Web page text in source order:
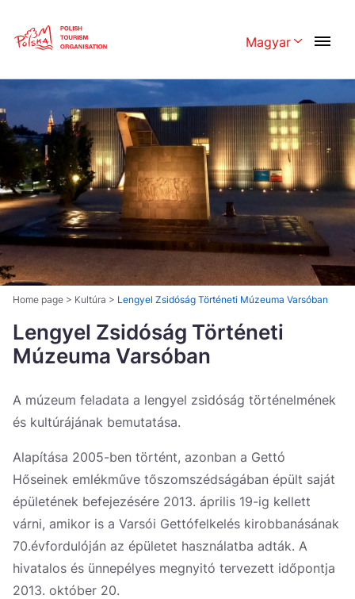
Magyar
Česká
Dansk Deutschland
Español Français
Italiano Magyar
Nederlands
Português Norsk
Suomi Svenska
Україна
Zamknij
Home page > Kultúra > Lengyel Zsidóság Történeti Múzeuma Varsóban
Lengyel Zsidóság Történeti
Múzeuma Varsóban
A múzeum feladata a lengyel zsidóság történelmének
és kultúrájának bemutatása.
Alapítása 2005-ben történt, azonban a Gettó
Hőseinek emlékműve tőszomszédságában épült saját
épületének befejezésére 2013. április 19-ig kellett
várni, amikor is a Varsói Gettófelkelés kirobbanásának
70.évfordulóján az épületet használatba adták. A
hivatalos és ünnepélyes megnyitó tervezett időpontja
2013. október 20.